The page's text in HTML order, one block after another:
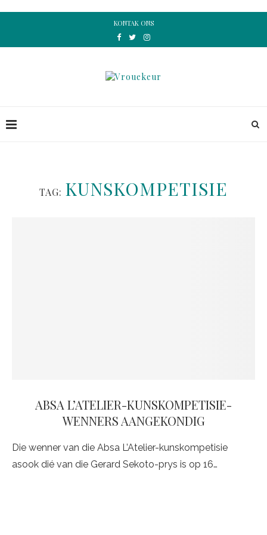
KONTAK ONS
TAG: KUNSKOMPETISIE
ABSA L’ATELIER-KUNSKOMPETISIE-
WENNERS AANGEKONDIG
Die wenner van die Absa L’Atelier-kunskompetisie
asook dié van die Gerard Sekoto-prys is op 16…